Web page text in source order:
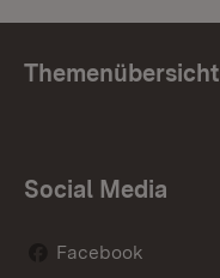
Themenübersicht
Social Media
Facebook